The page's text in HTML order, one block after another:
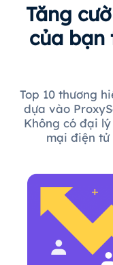
Tăng
của bạn
Top 10 thương
dựa vào
Không có đại
mại điện tử